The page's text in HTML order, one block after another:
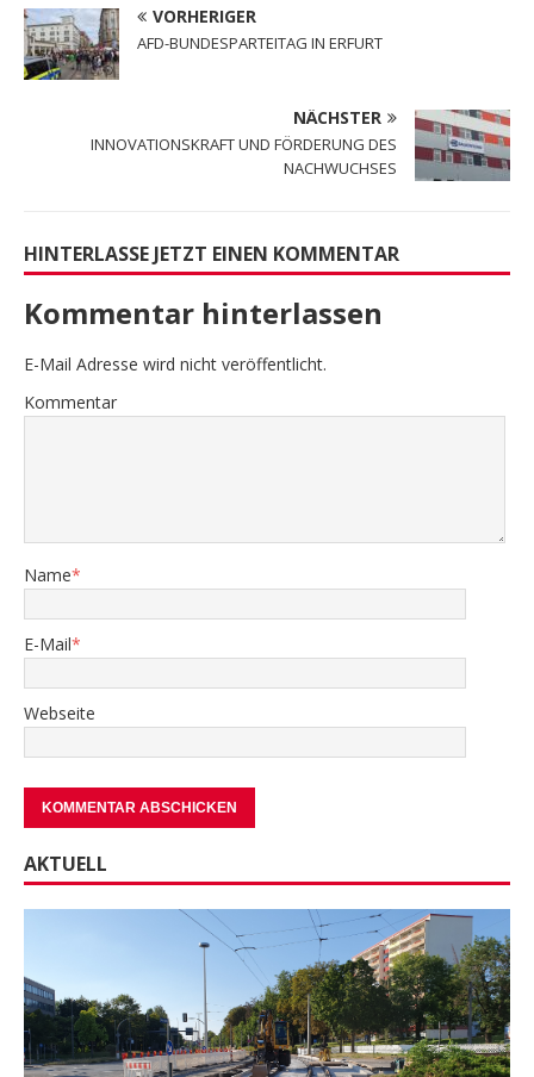
VORHERIGER
AFD-BUNDESPARTEITAG IN ERFURT
NÄCHSTER
INNOVATIONSKRAFT UND FÖRDERUNG DES
NACHWUCHSES
HINTERLASSE JETZT EINEN KOMMENTAR
Kommentar hinterlassen
E-Mail Adresse wird nicht veröffentlicht.
Kommentar
Name*
E-Mail*
Webseite
AKTUELL